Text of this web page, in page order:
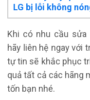
LG bị lỗi không
Khi có nhu cầu sửa
hãy liên hệ ngay với
tự tin sẽ khắc phục
quả tất cả các hãng
tốn bạn nhé.